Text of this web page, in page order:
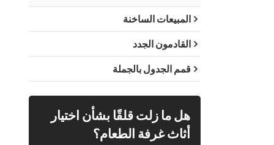
المبيعات الساخنة
القادمون الجدد
قمم الجدول بالجملة
هل ما زلت قلقًا بشأن اختيار
أثاث غرفة الطعام؟